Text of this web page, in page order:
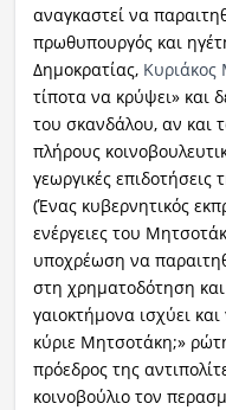
αναγκαστεί να
πρωθυπουργός και
Δημοκρατίας,
τίποτα να κρύψει» και
του σκανδάλου, αν και
πλήρους
γεωργικές
(Ένας κυβερνητικός
ενέργειες του
υποχρέωση να
στη χρηματοδότηση και
γαιοκτήμονα ισχύει
κύριε Μητσοτάκη;»
πρόεδρος της
κοινοβούλιο τον